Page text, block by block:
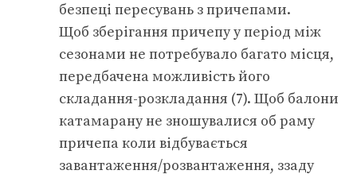
безпеці пересувань з причепами.
Щоб зберігання причепу у період між
сезонами не потребувало багато місця,
передбачена можливість його
складання-розкладання (7). Щоб балони
катамарану не зношувалися об раму
причепа коли відбувається
завантаження/розвантаження, ззаду